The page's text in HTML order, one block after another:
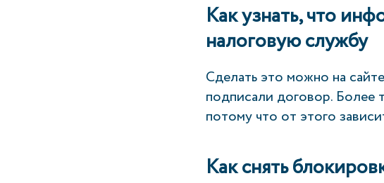
Как узнать, что
налоговую службу
Сделать это можно на
подписали договор. Более
потому что от этого
Как снять